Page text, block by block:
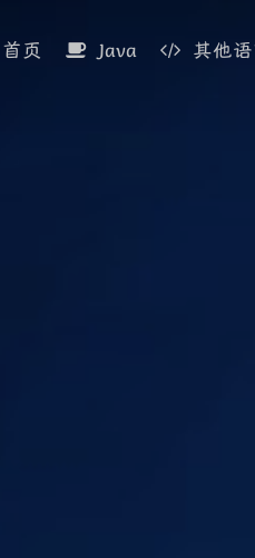
首页 Java 其他